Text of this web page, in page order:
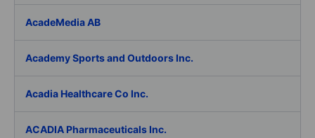
AcadeMedia AB
Academy Sports and Outdoors Inc.
Acadia Healthcare Co Inc.
ACADIA Pharmaceuticals Inc.